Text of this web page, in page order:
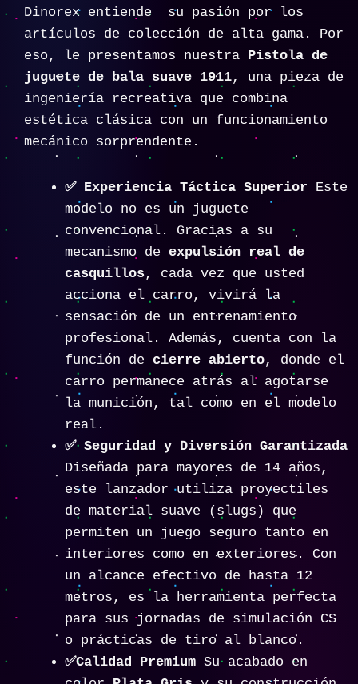
Dinorex entiende su pasión por los
artículos de colección de alta gama. Por
eso, le presentamos nuestra Pistola de
juguete de bala suave 1911, una pieza de
ingeniería recreativa que combina
estética clásica con un funcionamiento
mecánico sorprendente.
✅ Experiencia Táctica Superior Este
modelo no es un juguete
convencional. Gracias a su
mecanismo de expulsión real de
casquillos, cada vez que usted
acciona el carro, vivirá la
sensación de un entrenamiento
profesional. Además, cuenta con la
función de cierre abierto, donde el
carro permanece atrás al agotarse
la munición, tal como en el modelo
real.
✅ Seguridad y Diversión Garantizada
Diseñada para mayores de 14 años,
este lanzador utiliza proyectiles
de material suave (slugs) que
permiten un juego seguro tanto en
interiores como en exteriores. Con
un alcance efectivo de hasta 12
metros, es la herramienta perfecta
para sus jornadas de simulación CS
o prácticas de tiro al blanco.
✅Calidad Premium Su acabado en